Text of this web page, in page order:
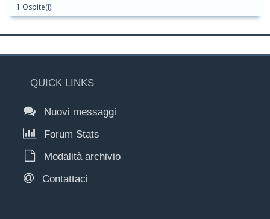
1 Ospite(i)
QUICK LINKS
Nuovi messaggi
Forum Stats
Modalità archivio
Contattaci